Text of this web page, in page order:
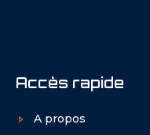
Accès rapide
A propos